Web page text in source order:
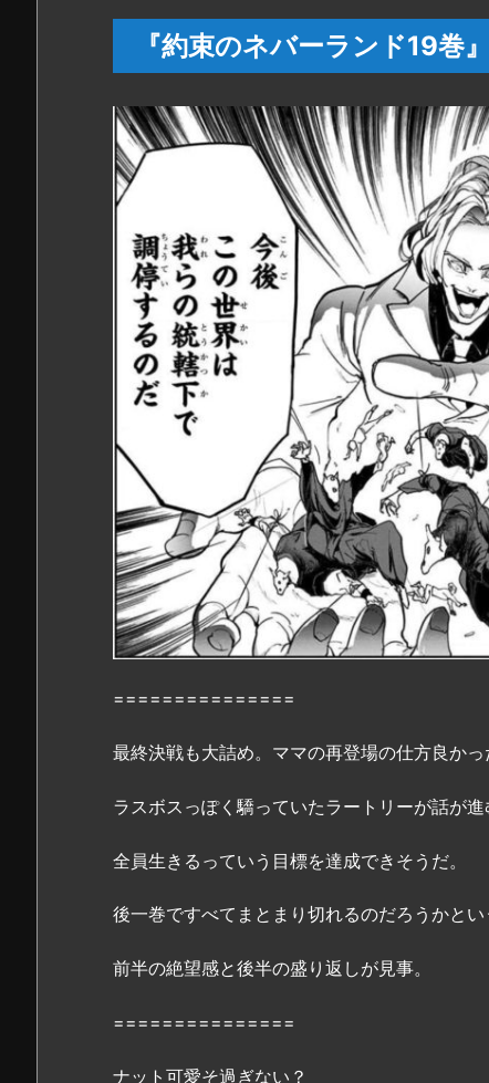
『約
束
の
ネ
バ
ー
ド
1
9
巻』
の
感
想・
こ
ろ
を
紹
介！
2.
『約
ネ
ー
ン
1
巻』
無
の
『約束のネバーランド19巻
===============
最終決戦も大詰め。ママの再登場の仕方良かっ
ラスボスっぽく驕っていたラートリーが話が進
全員生きるっていう目標を達成できそうだ。
後一巻ですべてまとまり切れるのだろうかとい
前半の絶望感と後半の盛り返しが見事。
===============
ナット可愛そ過ぎない？